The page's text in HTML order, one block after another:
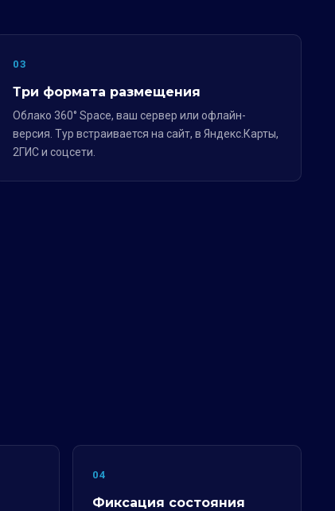
03
Три формата размещения
Облако 360° Space, ваш сервер или офлайн-
версия. Тур встраивается на сайт, в Яндекс.Карты,
2ГИС и соцсети.
04
Фиксация состояния